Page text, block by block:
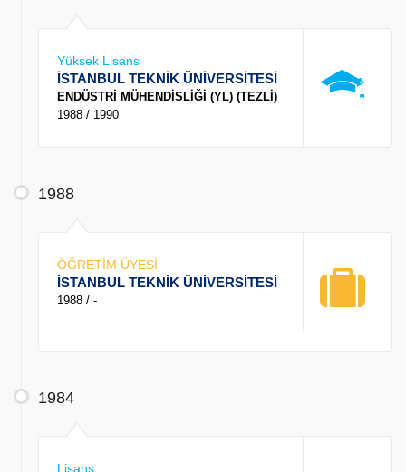
Yüksek Lisans
İSTANBUL TEKNİK ÜNİVERSİTESİ
ENDÜSTRİ MÜHENDİSLİĞİ (YL) (TEZLİ)
1988 / 1990
1988
ÖĞRETİM ÜYESİ
İSTANBUL TEKNİK ÜNİVERSİTESİ
1988 / -
1984
Lisans